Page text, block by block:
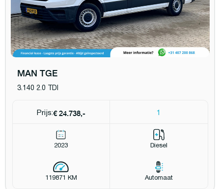
MAN TGE
3.140 2.0 TDI
Prijs:€ 24.738,- 1
2023 Diesel
119871 KM Automaat